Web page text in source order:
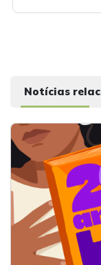
Notícias